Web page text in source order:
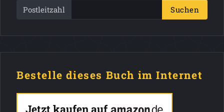
Postleitzahl Suchen
Bestelle dieses Buch im Internet
Jetzt kaufen auf